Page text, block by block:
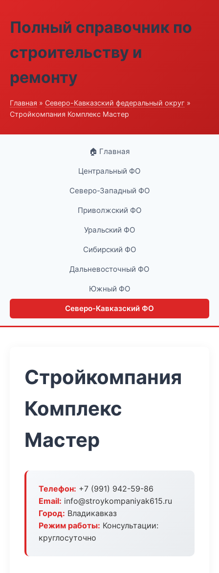
Полный справочник по
строительству и
ремонту
Главная » Северо-Кавказский федеральный округ »
Стройкомпания Комплекс Мастер
🏠 Главная
Центральный ФО
Северо-Западный ФО
Приволжский ФО
Уральский ФО
Сибирский ФО
Дальневосточный ФО
Южный ФО
Северо-Кавказский ФО
Стройкомпания
Комплекс
Мастер
Телефон: +7 (991) 942-59-86
Email: info@stroykompaniyak615.ru
Город: Владикавказ
Режим работы: Консультации:
круглосуточно